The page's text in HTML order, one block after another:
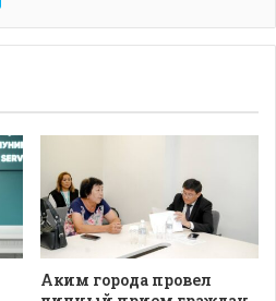
Аким города провел